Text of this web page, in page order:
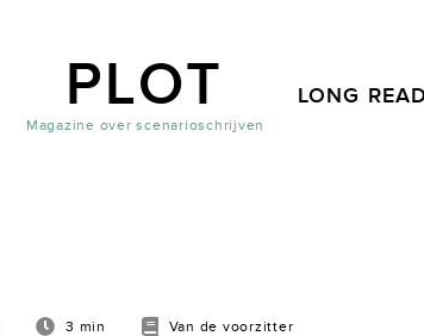
PLOT
Magazine over scenarioschrijven
LONG
3 min Van de voorzitter